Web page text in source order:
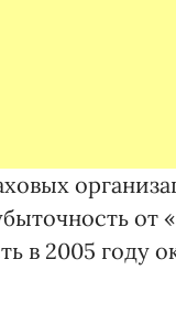
от
в 2005 году